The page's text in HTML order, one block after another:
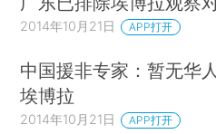
2014年10月21日 APP打开
中国援非专家：暂无华
埃博拉
2014年10月21日 APP打开